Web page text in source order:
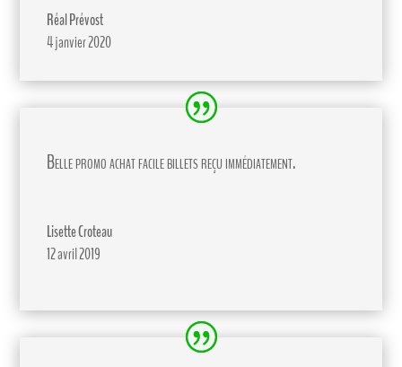
Réal Prévost
4 janvier 2020
Belle promo achat facile billets reçu immédiatement.
Lisette Croteau
12 avril 2019